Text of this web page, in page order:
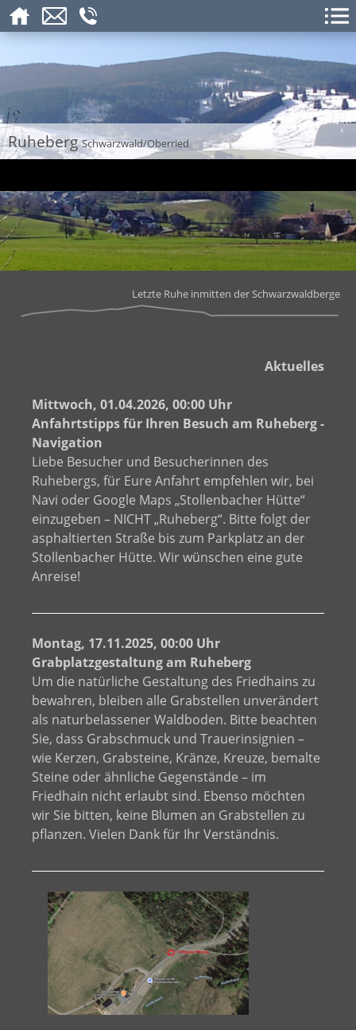
RuhebergSchwarzwald/Oberried
Letzte Ruhe inmitten der Schwarzwaldberge
Aktuelles
Mittwoch, 01.04.2026, 00:00 Uhr
Anfahrtstipps für Ihren Besuch am Ruheberg -
Navigation
Liebe Besucher und Besucherinnen des
Ruhebergs, für Eure Anfahrt empfehlen wir, bei
Navi oder Google Maps „Stollenbacher Hütte“
einzugeben – NICHT „Ruheberg“. Bitte folgt der
asphaltierten Straße bis zum Parkplatz an der
Stollenbacher Hütte. Wir wünschen eine gute
Anreise!
Montag, 17.11.2025, 00:00 Uhr
Grabplatzgestaltung am Ruheberg
Um die natürliche Gestaltung des Friedhains zu
bewahren, bleiben alle Grabstellen unverändert
als naturbelassener Waldboden. Bitte beachten
Sie, dass Grabschmuck und Trauerinsignien –
wie Kerzen, Grabsteine, Kränze, Kreuze, bemalte
Steine oder ähnliche Gegenstände – im
Friedhain nicht erlaubt sind. Ebenso möchten
wir Sie bitten, keine Blumen an Grabstellen zu
pflanzen. Vielen Dank für Ihr Verständnis.